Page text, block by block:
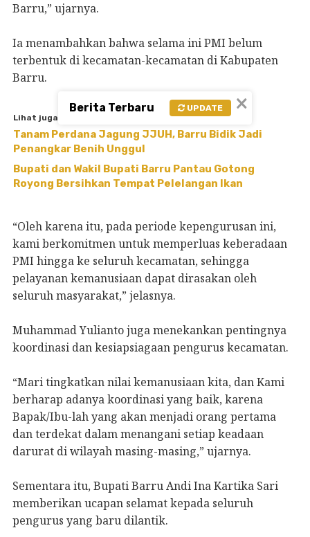
Barru,” ujarnya.
Ia menambahkan bahwa selama ini PMI belum
terbentuk di kecamatan-kecamatan di Kabupaten
Barru.
Lihat juga
Tanam Perdana Jagung JJUH, Barru Bidik Jadi
Penangkar Benih Unggul
Bupati dan Wakil Bupati Barru Pantau Gotong
Royong Bersihkan Tempat Pelelangan Ikan
“Oleh karena itu, pada periode kepengurusan ini,
kami berkomitmen untuk memperluas keberadaan
PMI hingga ke seluruh kecamatan, sehingga
pelayanan kemanusiaan dapat dirasakan oleh
seluruh masyarakat,” jelasnya.
Muhammad Yulianto juga menekankan pentingnya
koordinasi dan kesiapsiagaan pengurus kecamatan.
“Mari tingkatkan nilai kemanusiaan kita, dan Kami
berharap adanya koordinasi yang baik, karena
Bapak/Ibu-lah yang akan menjadi orang pertama
dan terdekat dalam menangani setiap keadaan
darurat di wilayah masing-masing,” ujarnya.
Sementara itu, Bupati Barru Andi Ina Kartika Sari
memberikan ucapan selamat kepada seluruh
pengurus yang baru dilantik.
×
Berita Terbaru UPDATE